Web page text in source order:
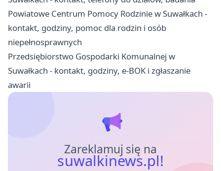
Powiatowe Centrum Pomocy Rodzinie w Suwałkach -
kontakt, godziny, pomoc dla rodzin i osób
niepełnosprawnych
Przedsiębiorstwo Gospodarki Komunalnej w
Suwałkach - kontakt, godziny, e-BOK i zgłaszanie
awarii
Zareklamuj się na
suwalkinews.pl!